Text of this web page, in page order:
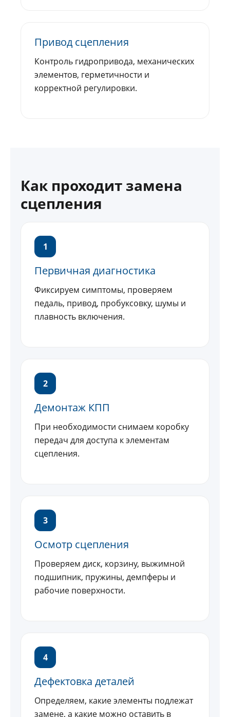
Привод сцепления
Контроль гидропривода, механических
элементов, герметичности и
корректной регулировки.
Как проходит замена
сцепления
1
Первичная диагностика
Фиксируем симптомы, проверяем
педаль, привод, пробуксовку, шумы и
плавность включения.
2
Демонтаж КПП
При необходимости снимаем коробку
передач для доступа к элементам
сцепления.
3
Осмотр сцепления
Проверяем диск, корзину, выжимной
подшипник, пружины, демпферы и
рабочие поверхности.
4
Дефектовка деталей
Определяем, какие элементы подлежат
замене, а какие можно оставить в